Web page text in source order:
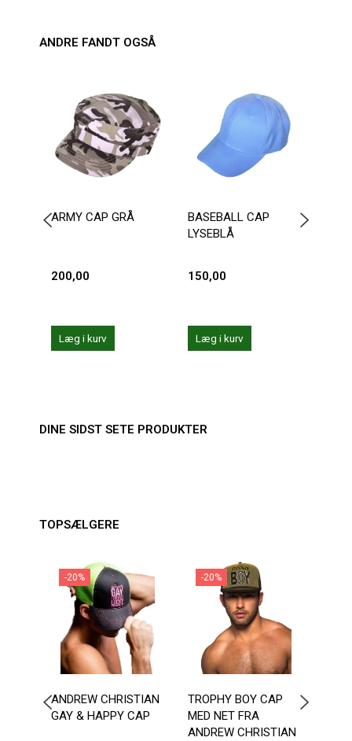
ANDRE FANDT OGSÅ
ARMY CAP GRÅ
200,00
Læg i kurv
BASEBALL CAP
LYSEBLÅ
150,00
Læg i kurv
DINE SIDST SETE PRODUKTER
TOPSÆLGERE
-20%
ANDREW CHRISTIAN
GAY & HAPPY CAP
-20%
TROPHY BOY CAP
MED NET FRA
ANDREW CHRISTIAN